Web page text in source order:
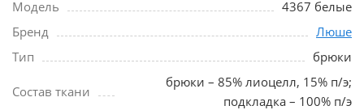
Модель
4367 белые
Бренд
Люше
Тип
брюки
Состав ткани
брюки – 85% лиоцелл, 15% п/э;
подкладка – 100% п/э